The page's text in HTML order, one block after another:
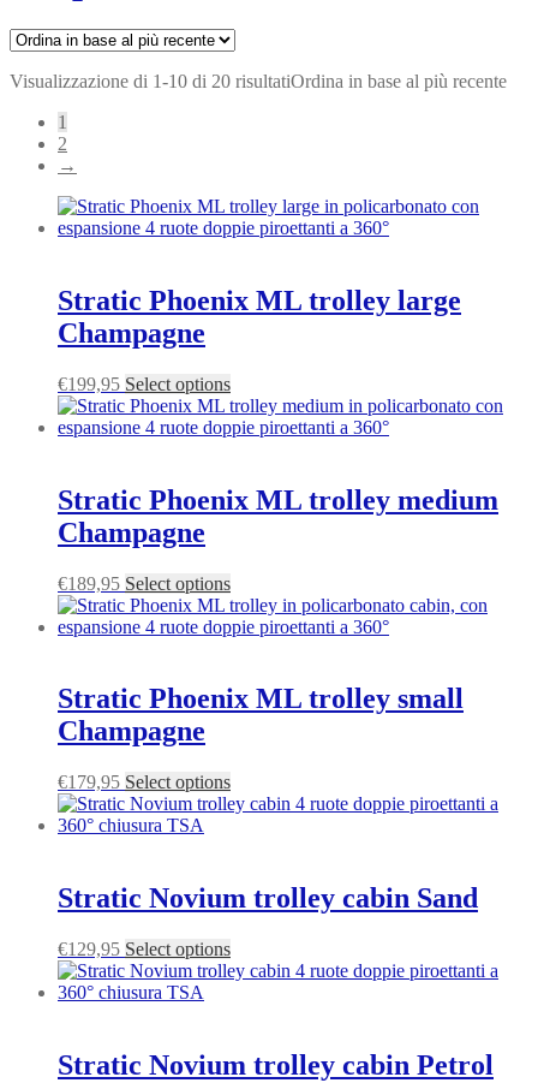
Visualizzazione di 1-10 di 20 risultatiOrdina in base al più recente
1
2
→
Stratic Phoenix ML trolley large
Champagne
€199,95 Select options
Stratic Phoenix ML trolley medium
Champagne
€189,95 Select options
Stratic Phoenix ML trolley small
Champagne
€179,95 Select options
Stratic Novium trolley cabin Sand
€129,95 Select options
Stratic Novium trolley cabin Petrol